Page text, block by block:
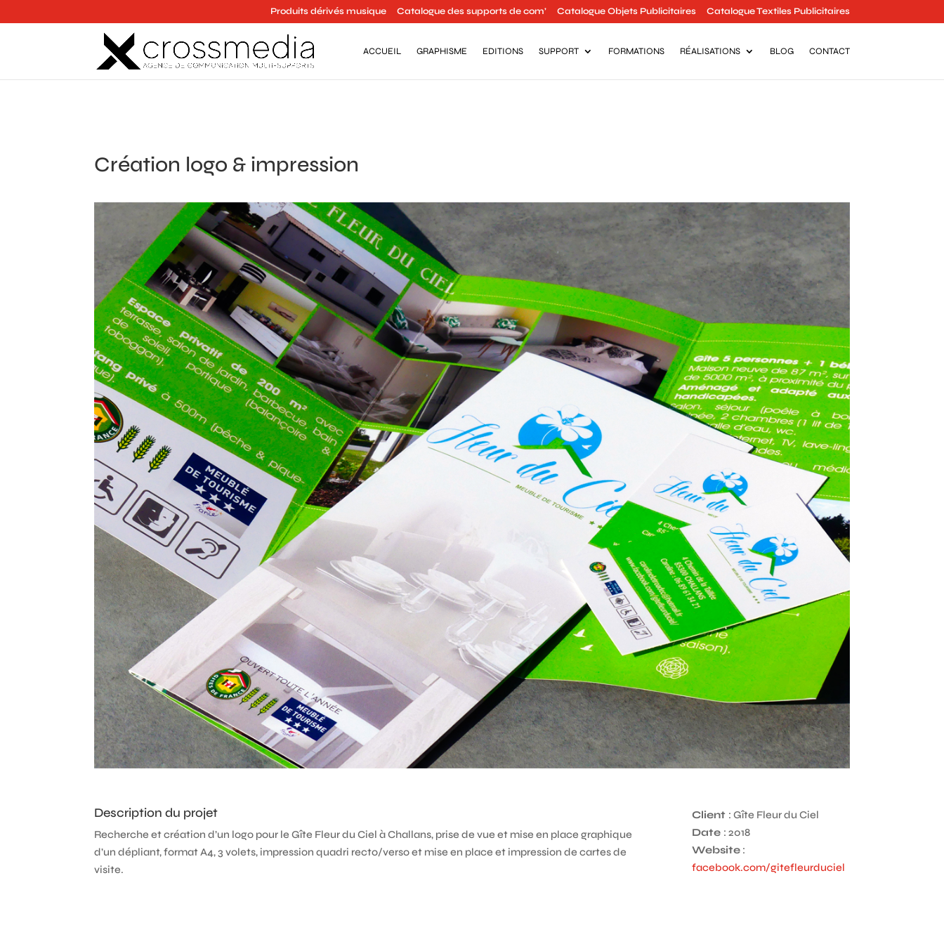
Produits dérivés musique Catalogue des supports de com’ Catalogue Objets Publicitaires Catalogue Textiles Publicitaires
ACCUEIL GRAPHISME EDITIONS SUPPORT FORMATIONS RÉALISATIONS BLOG CONTACT
Création logo & impression
Description du projet
Recherche et création d’un logo pour le Gîte Fleur du Ciel à Challans, prise de vue et mise en place graphique
d’un dépliant, format A4, 3 volets, impression quadri recto/verso et mise en place et impression de cartes de
visite.
Client : Gîte Fleur du Ciel
Date : 2018
Website :
facebook.com/gitefleurduciel